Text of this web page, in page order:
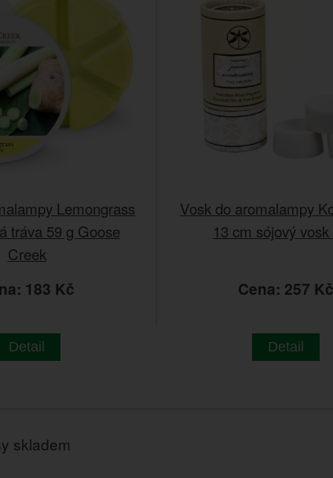
Lemongrass
tráva 59 g Goose
Creek
183 Kč
Detail
Vosk do aromalampy
13 cm sójový vosk
Cena: 257 Kč
Detail
skladem